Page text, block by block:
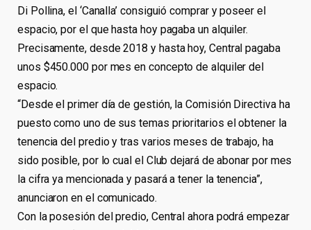
Di Pollina, el ‘Canalla’ consiguió comprar y poseer el
espacio, por el que hasta hoy pagaba un alquiler.
Precisamente, desde 2018 y hasta hoy, Central pagaba
unos $450.000 por mes en concepto de alquiler del
espacio.
“Desde el primer día de gestión, la Comisión Directiva ha
puesto como uno de sus temas prioritarios el obtener la
tenencia del predio y tras varios meses de trabajo, ha
sido posible, por lo cual el Club dejará de abonar por mes
la cifra ya mencionada y pasará a tener la tenencia”,
anunciaron en el comunicado.
Con la posesión del predio, Central ahora podrá empezar